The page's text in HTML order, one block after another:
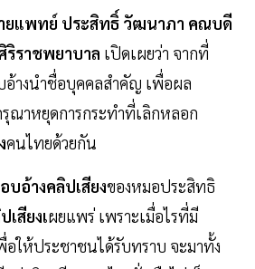
ายแพทย์ ประสิทธิ์ วัฒนาภา คณบดี
ราชพยาบาล เปิดเผยว่า จากที่
างนำชื่อบุคคลสำคัญ เพื่อผล
ณาหยุดการกระทำที่เลิกหลอก
คนไทยด้วยกัน
บอ้างคลิปเสียงของหมอประสิทธิ
เสียงเผยแพร่ เพราะเมื่อไรที่มี
อให้ประชาชนได้รับทราบ จะมาทั้ง